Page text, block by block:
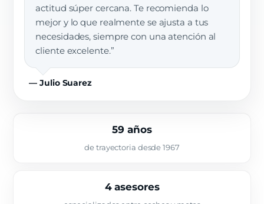
actitud súper cercana. Te recomienda lo
mejor y lo que realmente se ajusta a tus
necesidades, siempre con una atención al
cliente excelente.”
— Julio Suarez
59 años
de trayectoria desde 1967
4 asesores